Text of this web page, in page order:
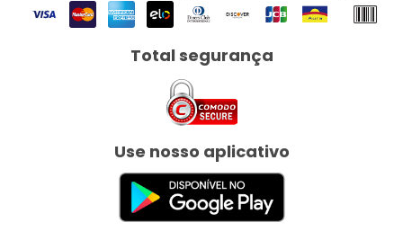
Total segurança
Use nosso aplicativo